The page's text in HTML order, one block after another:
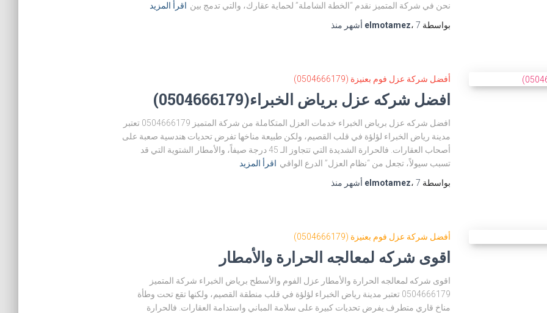
نحن في شركة المتميز نقدم “الخطة الشاملة” لحماية عقارك، والتي تدمج بين اقرأ المزيد
بواسطة
elmotamez،7 أشهر منذ
أفضل شركة عزل فوم بعنيزة (0504666179)
افضل شركه عزل برياض الخبراء(0504666179)
افضل شركه عزل برياض الخبراء خدمات العزل المتكاملة من شركة المتميز 0504666179 تعتبر
مدينة رياض الخبراء لؤلؤة في قلب القصيم، ولكن طبيعة مناخها تفرض تحديات هندسية صعبة على
أصحاب العقارات. فالحرارة الشديدة التي تتجاوز الـ 45 درجة صيفاً، والأمطار الشتوية التي قد
تسبب سيولاً، تجعل من “نظام العزل” الدرع الواقي اقرأ المزيد
بواسطة
elmotamez،7 أشهر منذ
أفضل شركة عزل فوم بعنيزة (0504666179)
اقوى شركه لمعالجه الحرارة والأمطار
اقوى شركه لمعالجه الحرارة والأمطار عزل الفوم والأسطح برياض الخبراء شركة المتميز
0504666179 تعتبر مدينة رياض الخبراء لؤلؤة في قلب منطقة القصيم، ولكنها تقع تحت وطأة
مناخ قاري متطرف يفرض تحديات كبيرة على سلامة المباني واستدامة العقارات. فالحرارة